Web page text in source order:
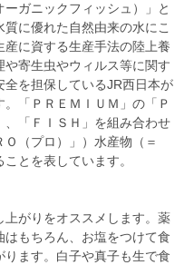
ガニックフィッシュ）」と
に優れた自然由来の水にこ
に資する生産手法の陸上養
寄生虫やウィルス等に関す
全を担保しているJR西日本が
「ＰＲＥＭＩＵＭ」の「Ｐ
、「ＦＩＳＨ」を組み合わせ
（プロ）」）水産物（＝
とを表しています。
がりをオススメします。薬
もちろん、お塩をつけて食
ます。白子や真子も生で食